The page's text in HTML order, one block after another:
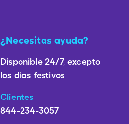
¿Necesitas ayuda?
Disponible 24/7, excepto
los dias festivos
Clientes
844-234-3057